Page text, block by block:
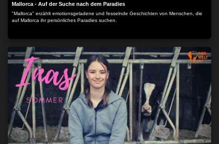
Mallorca - Auf der Suche nach dem Paradies
"Mallorca" erzählt emotionsgeladene und fesselnde Geschichten von Menschen, die
auf Mallorca ihr persönliches Paradies suchen.